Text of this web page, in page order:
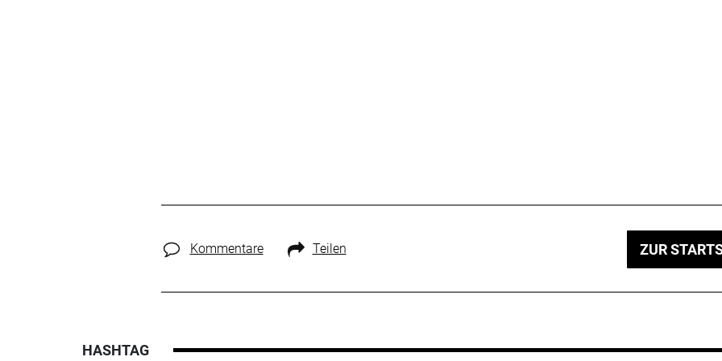
Kommentare Teilen ZUR
HASHTAG